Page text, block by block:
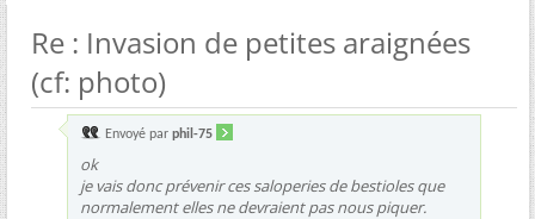
Re : Invasion de petites araignées
(cf: photo)
Envoyé par phil-75
ok
je vais donc prévenir ces saloperies de bestioles que
normalement elles ne devraient pas nous piquer.